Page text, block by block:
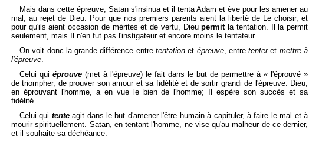
Mais dans cette épreuve, Satan s'insinua et il tenta Adam et ève pour les amener au
mal, au rejet de Dieu. Pour que nos premiers parents aient la liberté de Le choisir, et
pour qu'ils aient occasion de mérites et de vertu, Dieupermitla tentation. Il la permit
seulement, mais Il n'en fut pas l'instigateur et encore moins le tentateur.
On voit donc la grande différence entre tentation et épreuve, entretenteret mettre à
l'épreuve.
Celui qui éprouve (met à l'épreuve) le fait dans le but de permettre à « l'éprouvé »
de triompher, de prouver son amour et sa fidélité et de sortir grandi de l'épreuve. Dieu,
en éprouvant l'homme, a en vue le bien de l'homme; Il espère son succès et sa
fidélité.
Celui qui tenteagit dans le but d'amener l'être humain à capituler, à faire le mal et à
mourir spirituellement. Satan, en tentant l'homme, ne vise qu'au malheur de ce dernier,
et il souhaite sa déchéance.